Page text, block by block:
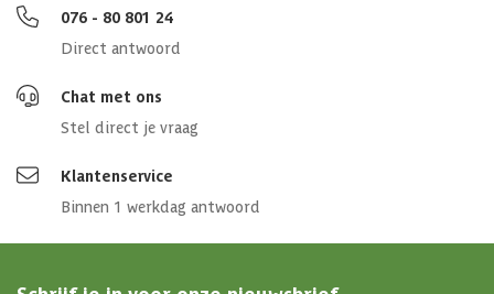
Glassoort
Soort dak
Breedte binnenmaat
Diepte binnenmaat 274 cm
076 - 80 801 24
Direct antwoord
Chat met ons
Stel direct je vraag
Klantenservice
Binnen 1 werkdag antwoord